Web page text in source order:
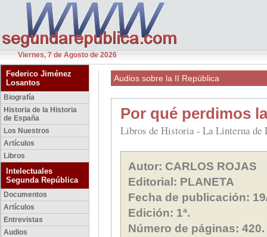
Viernes, 7 de Agosto de 2026
Federico Jiménez
Losantos
Biografía
Historia de la Historia
de España
Los Nuestros
Artículos
Libros
Intelectuales
Segunda República
Documentos
Artículos
Entrevistas
Audios
Audios sobre la II República
Por qué perdimos
Libros de Historia - La Linterna de
Autor: CARLOS ROJAS
Editorial: PLANETA
Fecha de publicación:
Edición: 1ª.
Número de páginas: 420.